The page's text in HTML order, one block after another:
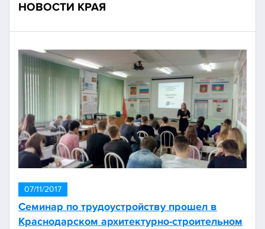
НОВОСТИ КРАЯ
07/11/2017
Семинар по трудоустройству прошел в
Краснодарском архитектурно-строительном